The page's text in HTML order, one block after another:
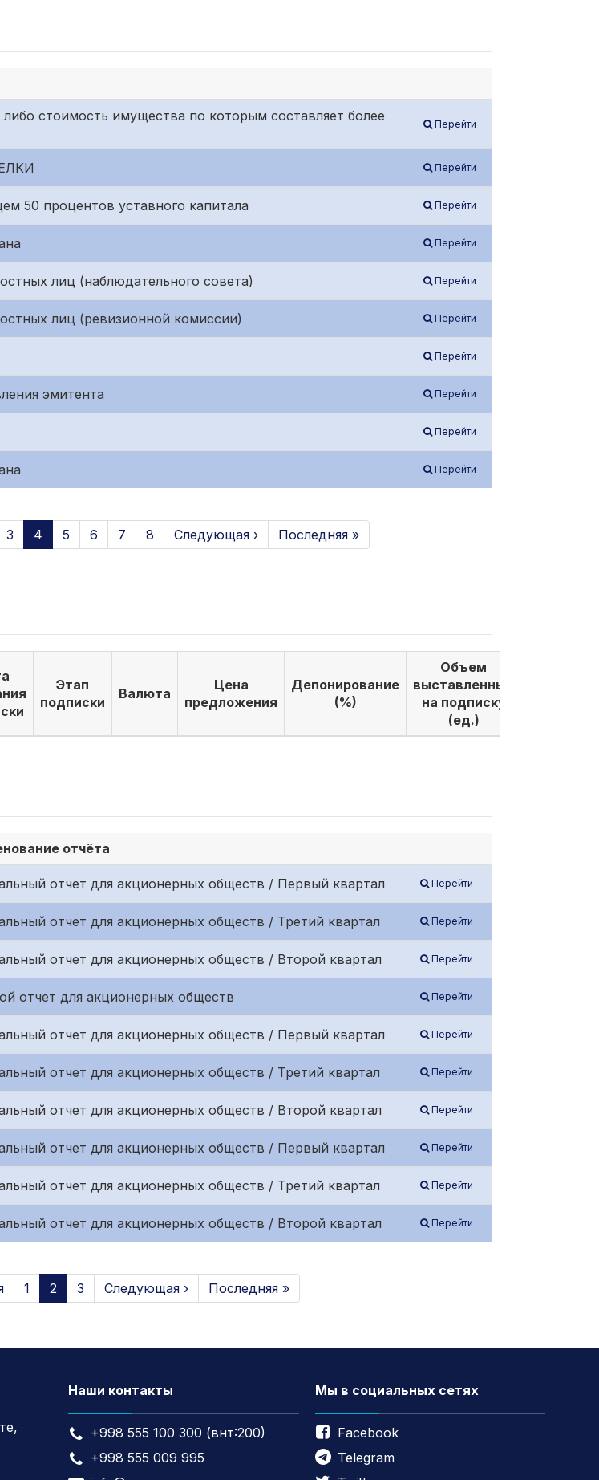
стоимость имущества по которым составляет более
Перейти
Перейти
50 процентов уставного капитала Перейти
Перейти
лиц (наблюдательного совета) Перейти
лиц (ревизионной комиссии) Перейти
Перейти
эмитента Перейти
Перейти
Перейти
3 4 5 6 7 8 Следующая › Последняя »
Этап
подписки
Валюта
Цена
предложения
Депонирование
(%)
Объем
выставленных
на подписку
(ед.)
отчёта
отчет для акционерных обществ / Первый квартал Перейти
отчет для акционерных обществ / Третий квартал Перейти
отчет для акционерных обществ / Второй квартал Перейти
отчет для акционерных обществ Перейти
отчет для акционерных обществ / Первый квартал Перейти
отчет для акционерных обществ / Третий квартал Перейти
отчет для акционерных обществ / Второй квартал Перейти
отчет для акционерных обществ / Первый квартал Перейти
отчет для акционерных обществ / Третий квартал Перейти
отчет для акционерных обществ / Второй квартал Перейти
1 2 3 Следующая › Последняя »
Наши контакты
+998 555 100 300 (внт:200)
+998 555 009 995
Мы в социальных сетях
Facebook
Telegram